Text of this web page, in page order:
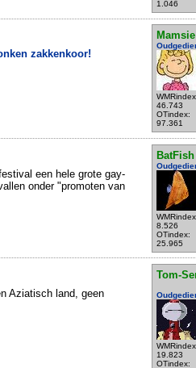
1.046
Mamsie
46.743
OTindex:
97.361
zakkenkoor!
BatFish
8.526
OTindex:
25.965
een hele grote gay-
onder "promoten van
Tom-
19.823
OTindex:
Aziatisch land, geen